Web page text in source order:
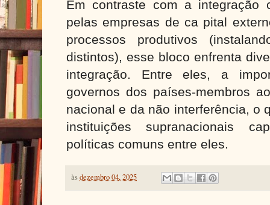
Em contraste com a integração
pelas empresas de ca pital
processos produtivos
distintos), esse bloco enfrenta
integração. Entre eles, a
governos dos países-membros
nacional e da não interferência, o
instituições supranacionais
políticas comuns entre eles.
àsdezembro 04, 2025